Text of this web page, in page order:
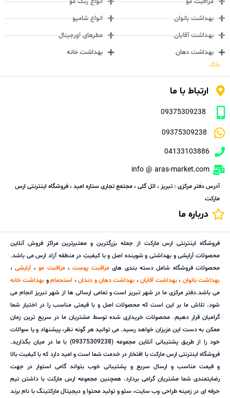
بهداشت بانوان
بهداشت آقایان
بهداشت دهان
انواع شامپو
عطرهای اورجینال
بهداشت خانه
بلاگ
ارتباط با ما
09375309238
09375309238
04133103886
info @ aras-market.com
آدرس دفتر مرکزی : تبریز ، ائل گلی ، مجتمع تجاری ستاره امید ، فروشگاه اینترنتی ارس
مارکت
درباره ما
فروشگاه اینترنتی ارس مارکت از جمله بزرگترین و معتبرترین مراکز فروش آنلاین
محصولات آرایشی و بهداشتی و شوینده اصل و با کیفیتِ در منطقه آزاد ارس می باشد.
محصولات فروشگاه شامل دسته بندی هایمراقبت پوست،مراقبت مو،آرایشی،
بهداشت بانوان ،بهداشت آقایان، بهداشت دهان و دندان، استحمامو بهداشت خانه
می باشد.دفتر مرکزی ما در شهر تبریز است و تمامی ارسالی ها از شهر تبریز انجام می
شود. تلاش ما بر این است که محصولات اصل و با قیمتی مناسب را در اختیار شما
گرامیان قرار دهیم. محصولات خریداری شده توسط مشتریان ما در سریع ترین زمان
ممکن به دست این عزیزان خواهد رسید. می توانید هر گونه نظر، پیشنهاد و یا سوالات
خود را از طریق پشتیبانی آنلاین مجموعه (09375309238) با ما در میان بگذارید.
فروشگاه اینترنتی ارس مارکت با افتخار در خدمت شما است و امید دارد که با کیفیت بالا
و قیمت مناسب و ارسال سریع و پشتیبانی خوب بتواند گامی استوار در جهت
رضایتمندی شما مشتریان گرامی بردارد. همچنین مجموعه ارس مارکت با داشتن تیم
حرفه ای در زمینه طراحی وب سایت، سئو و تولید محتوا و دیجیتال مارکتینگ با نام برند